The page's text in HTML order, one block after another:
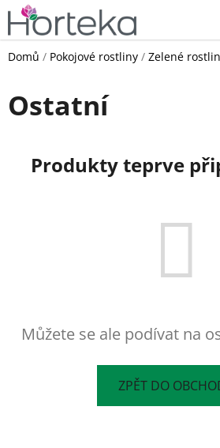
Přejít
na
obsah
Domů / Pokojové rostliny / Zelené
Ostatní
Produkty teprve
Můžete se ale podívat na
ZPĚT DO